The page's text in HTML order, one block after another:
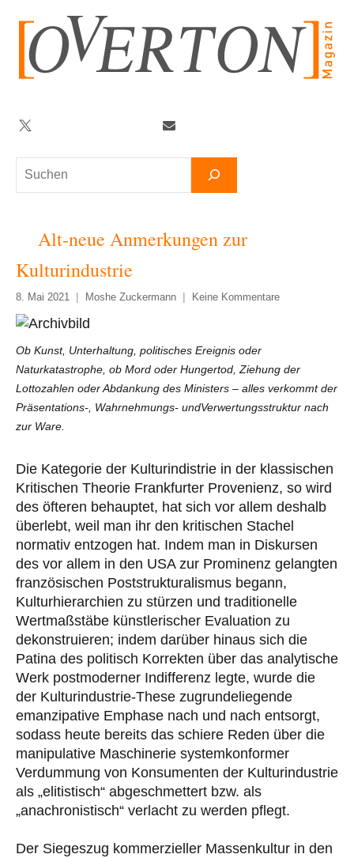
springen
Suchen
Twitter
Alt-neue Anmerkungen zur
Kulturindustrie
8. Mai 2021 Moshe Zuckermann Keine Kommentare
Ob Kunst, Unterhaltung, politisches Ereignis oder
Naturkatastrophe, ob Mord oder Hungertod, Ziehung der
Lottozahlen oder Abdankung des Ministers – alles verkommt der
Präsentations-, Wahrnehmungs- undVerwertungsstruktur nach
zur Ware.
Die Kategorie der Kulturindistrie in der klassischen
Kritischen Theorie Frankfurter Provenienz, so wird
des öfteren behauptet, hat sich vor allem deshalb
überlebt, weil man ihr den kritischen Stachel
normativ entzogen hat. Indem man in Diskursen
des vor allem in den USA zur Prominenz gelangten
französischen Poststrukturalismus begann,
Kulturhierarchien zu stürzen und traditionelle
Wertmaßstäbe künstlerischer Evaluation zu
dekonstruieren; indem darüber hinaus sich die
Patina des politisch Korrekten über das analytische
Werk postmoderner Indifferenz legte, wurde die
der Kulturindustrie-These zugrundeliegende
emanzipative Emphase nach und nach entsorgt,
sodass heute bereits das schiere Reden über die
manipulative Maschinerie systemkonformer
Verdummung von Konsumenten der Kulturindustrie
als „elitistisch“ abgeschmettert bzw. als
„anachronistisch“ verlacht zu werden pflegt.
Der Siegeszug kommerzieller Massenkultur in den